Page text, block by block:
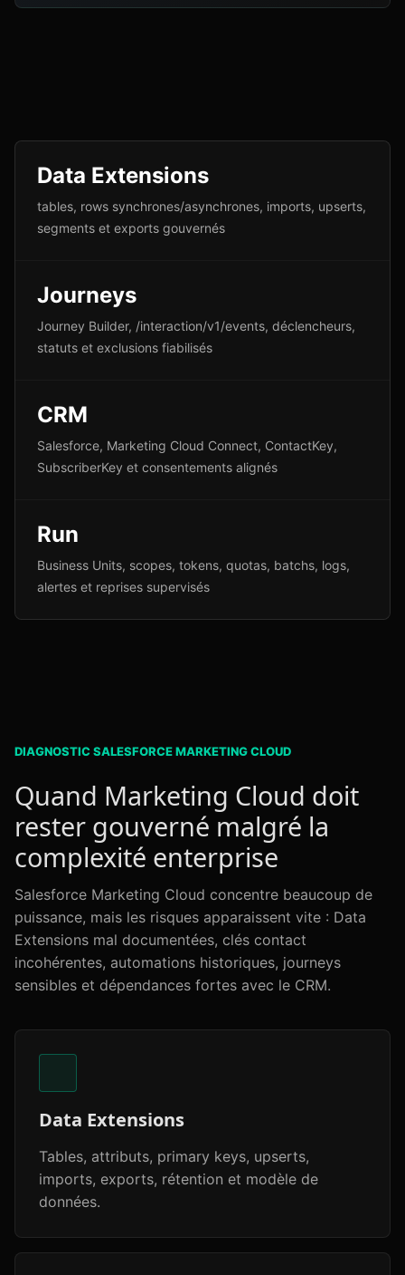
Data Extensions
tables, rows synchrones/asynchrones, imports, upserts,
segments et exports gouvernés
Journeys
Journey Builder, /interaction/v1/events, déclencheurs,
statuts et exclusions fiabilisés
CRM
Salesforce, Marketing Cloud Connect, ContactKey,
SubscriberKey et consentements alignés
Run
Business Units, scopes, tokens, quotas, batchs, logs,
alertes et reprises supervisés
DIAGNOSTIC SALESFORCE MARKETING CLOUD
Quand Marketing Cloud doit
rester gouverné malgré la
complexité enterprise
Salesforce Marketing Cloud concentre beaucoup de
puissance, mais les risques apparaissent vite : Data
Extensions mal documentées, clés contact
incohérentes, automations historiques, journeys
sensibles et dépendances fortes avec le CRM.
Data Extensions
Tables, attributs, primary keys, upserts,
imports, exports, rétention et modèle de
données.